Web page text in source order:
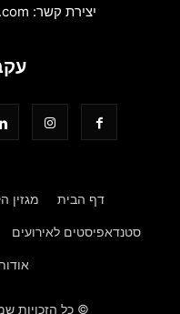
יצירת קשר:
דף הבית מגזין
סטנדאפיסטים לאירועים
© כל הזכויות